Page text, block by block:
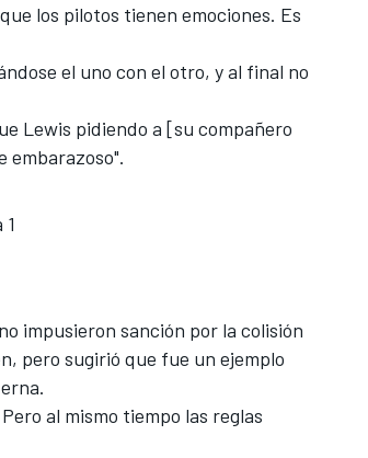
los pilotos tienen emociones. Es
el uno con el otro, y al final no
Lewis pidiendo a [su compañero
embarazoso".
impusieron sanción por la colisión
pero sugirió que fue un ejemplo
al mismo tiempo las reglas